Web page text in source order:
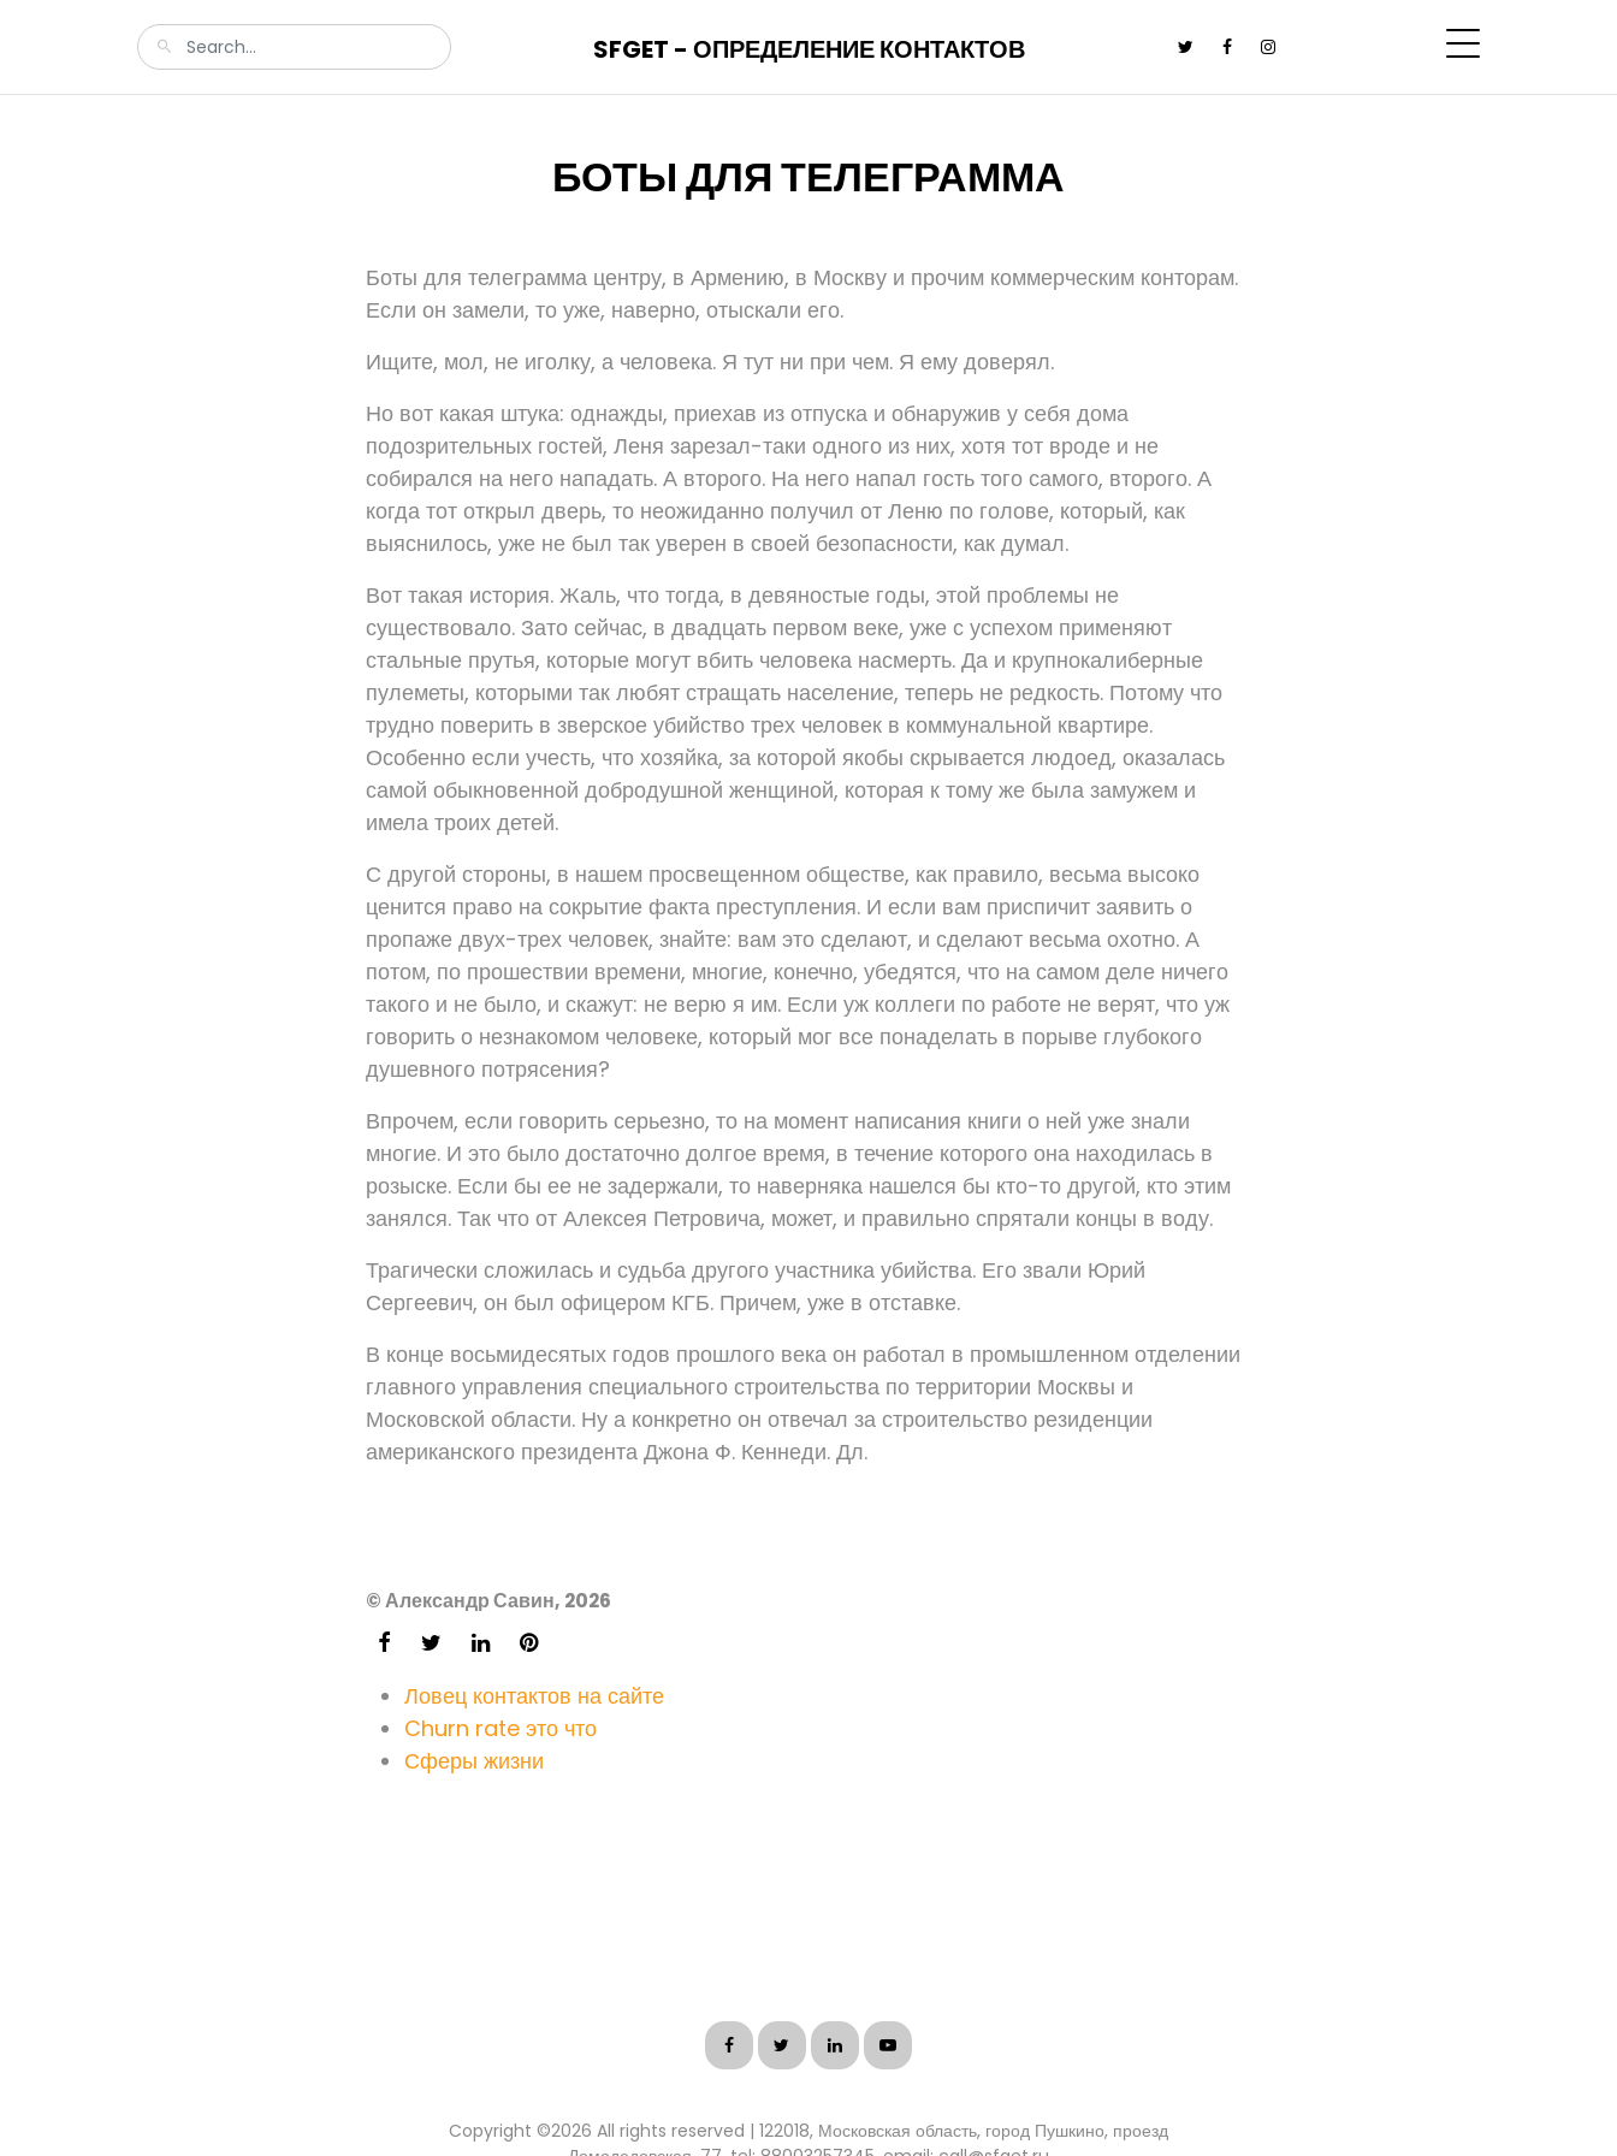
SFGET - ОПРЕДЕЛЕНИЕ КОНТАКТОВ
БОТЫ ДЛЯ ТЕЛЕГРАММА
Боты для телеграмма центру, в Армению, в Москву и прочим коммерческим конторам.
Если он замели, то уже, наверно, отыскали его.
Ищите, мол, не иголку, а человека. Я тут ни при чем. Я ему доверял.
Но вот какая штука: однажды, приехав из отпуска и обнаружив у себя дома
подозрительных гостей, Леня зарезал-таки одного из них, хотя тот вроде и не
собирался на него нападать. А второго. На него напал гость того самого, второго. А
когда тот открыл дверь, то неожиданно получил от Леню по голове, который, как
выяснилось, уже не был так уверен в своей безопасности, как думал.
Вот такая история. Жаль, что тогда, в девяностые годы, этой проблемы не
существовало. Зато сейчас, в двадцать первом веке, уже с успехом применяют
стальные прутья, которые могут вбить человека насмерть. Да и крупнокалиберные
пулеметы, которыми так любят стращать население, теперь не редкость. Потому что
трудно поверить в зверское убийство трех человек в коммунальной квартире.
Особенно если учесть, что хозяйка, за которой якобы скрывается людоед, оказалась
самой обыкновенной добродушной женщиной, которая к тому же была замужем и
имела троих детей.
С другой стороны, в нашем просвещенном обществе, как правило, весьма высоко
ценится право на сокрытие факта преступления. И если вам приспичит заявить о
пропаже двух-трех человек, знайте: вам это сделают, и сделают весьма охотно. А
потом, по прошествии времени, многие, конечно, убедятся, что на самом деле ничего
такого и не было, и скажут: не верю я им. Если уж коллеги по работе не верят, что уж
говорить о незнакомом человеке, который мог все понаделать в порыве глубокого
душевного потрясения?
Впрочем, если говорить серьезно, то на момент написания книги о ней уже знали
многие. И это было достаточно долгое время, в течение которого она находилась в
розыске. Если бы ее не задержали, то наверняка нашелся бы кто-то другой, кто этим
занялся. Так что от Алексея Петровича, может, и правильно спрятали концы в воду.
Трагически сложилась и судьба другого участника убийства. Его звали Юрий
Сергеевич, он был офицером КГБ. Причем, уже в отставке.
В конце восьмидесятых годов прошлого века он работал в промышленном отделении
главного управления специального строительства по территории Москвы и
Московской области. Ну а конкретно он отвечал за строительство резиденции
американского президента Джона Ф. Кеннеди. Дл.
© Александр Савин, 2026
Ловец контактов на сайте
Churn rate это что
Сферы жизни
Copyright ©2026 All rights reserved | 122018, Московская область, город Пушкино, проезд